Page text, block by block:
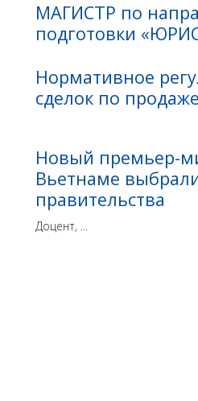
МАГИСТР по
подготовки
Нормативное
сделок по
Новый премьер-
Вьетнаме
правительства
Доцент, ...